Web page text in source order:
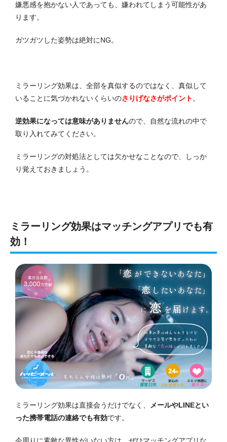
嫌悪感を抱かない人であっても、嫌われてしまう可能性があ
ります。
ガツガツした姿勢は絶対にNG。
ミラーリング効果は、全部を真似するのではなく、真似して
いることに気づかれないくらいのさりげなさがポイント。
逆効果になっては意味がありませんので、自然な流れの中で
取り入れてみてください。
ミラーリングの対処法としては欠かせなことなので、しっか
り覚えておきましょう。
ミラーリング効果はマッチングアプリでも有
効！
ミラーリング効果は直接会うだけでなく、
メールやLINEとい
った携帯電話の連絡でも有効です。
今周りに素敵な異性がいない方は、ぜひマッチングアプリな